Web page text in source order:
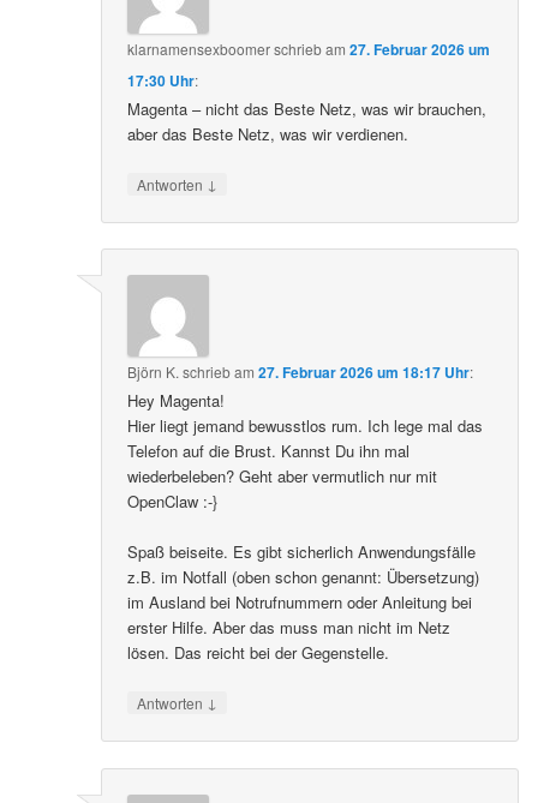
klarnamensexboomerschriebam27. Februar 2026 um
17:30 Uhr:
Magenta – nicht das Beste Netz, was wir brauchen,
aber das Beste Netz, was wir verdienen.
Antworten ↓
Björn K. schriebam27. Februar 2026 um 18:17 Uhr:
Hey Magenta!
Hier liegt jemand bewusstlos rum. Ich lege mal das
Telefon auf die Brust. Kannst Du ihn mal
wiederbeleben? Geht aber vermutlich nur mit
OpenClaw :-}
Spaß beiseite. Es gibt sicherlich Anwendungsfälle
z.B. im Notfall (oben schon genannt: Übersetzung)
im Ausland bei Notrufnummern oder Anleitung bei
erster Hilfe. Aber das muss man nicht im Netz
lösen. Das reicht bei der Gegenstelle.
Antworten ↓